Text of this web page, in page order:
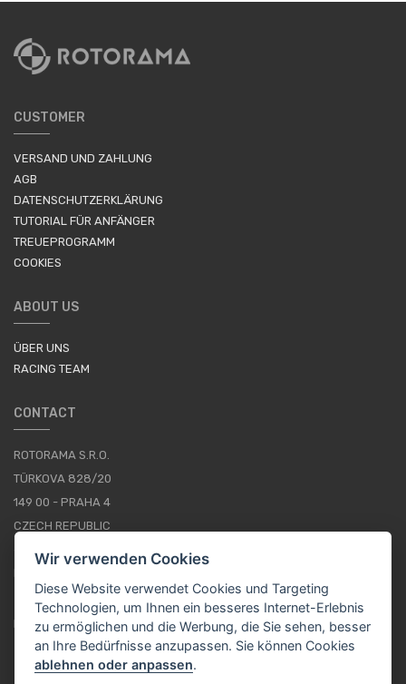
CUSTOMER
VERSAND UND ZAHLUNG
AGB
DATENSCHUTZERKLÄRUNG
TUTORIAL FÜR ANFÄNGER
TREUEPROGRAMM
COOKIES
ABOUT US
ÜBER UNS
RACING TEAM
CONTACT
ROTORAMA S.R.O.
TÜRKOVA 828/20
149 00 - PRAHA 4
CZECH REPUBLIC
+420 252 252 098
IMPRESSUM
Wir verwenden Cookies
Diese Website verwendet Cookies und Targeting
Technologien, um Ihnen ein besseres Internet-Erlebnis
zu ermöglichen und die Werbung, die Sie sehen, besser
an Ihre Bedürfnisse anzupassen. Sie können Cookies
ablehnen oder anpassen.